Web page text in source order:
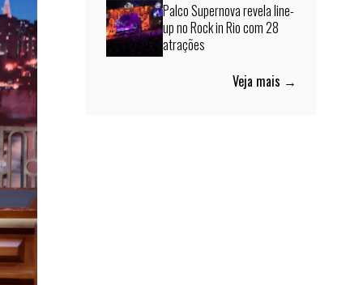
Palco Supernova revela line-
up no Rock in Rio com 28
atrações
Veja mais →